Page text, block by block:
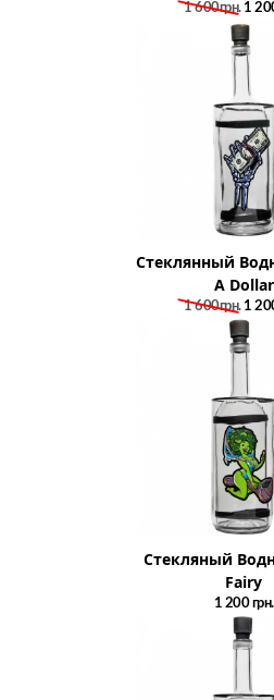
1 600грн. 1
Стеклянный
A Dollar
1 600грн. 1
Стекляный
Fairy
1 200грн.